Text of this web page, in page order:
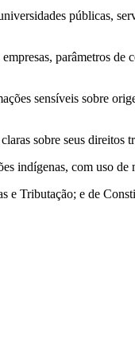
públicas,
parâmetros
sensíveis sobre
sobre seus
indígenas, com uso
Tributação; e de